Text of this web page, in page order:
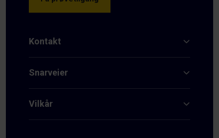
Kontakt
Snarveier
Vilkår